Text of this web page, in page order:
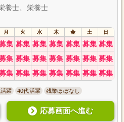
養士、栄養士
月 火 水 木 金 土 日
集 募集 募集 募集 募集 募集 募集
集 募集 募集 募集 募集 募集 募集
集 募集 募集 募集 募集 募集 募集
躍 40代活躍 残業ほぼなし
応募画面へ進む